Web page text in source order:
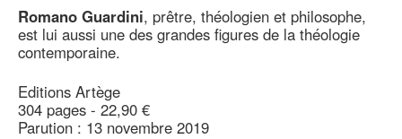
Romano Guardini, prêtre, théologien et philosophe,
est lui aussi une des grandes figures de la théologie
contemporaine.
Editions Artège
304 pages - 22,90 €
Parution : 13 novembre 2019